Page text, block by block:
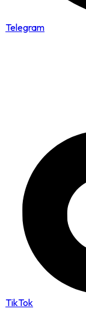
Telegram
TikTok